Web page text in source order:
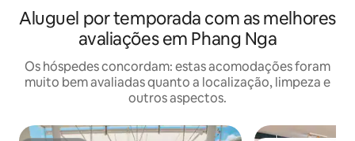
Aluguel por temporada com as melhores
avaliações em Phang Nga
Os hóspedes concordam: estas acomodações foram
muito bem avaliadas quanto a localização, limpeza e
outros aspectos.